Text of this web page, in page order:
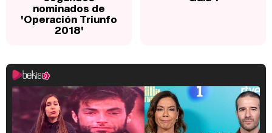
nominados de
'Operación Triunfo
2018'